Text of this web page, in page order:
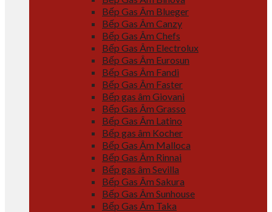
Bếp Gas Âm Blueger
Bếp Gas Âm Canzy
Bếp Gas Âm Chefs
Bếp Gas Âm Electrolux
Bếp Gas Âm Eurosun
Bếp Gas Âm Fandi
Bếp Gas Âm Faster
Bếp gas âm Giovani
Bếp Gas Âm Grasso
Bếp Gas Âm Latino
Bếp gas âm Kocher
Bếp Gas Âm Malloca
Bếp Gas Âm Rinnai
Bếp gas âm Sevilla
Bếp Gas Âm Sakura
Bếp Gas Âm Sunhouse
Bếp Gas Âm Taka